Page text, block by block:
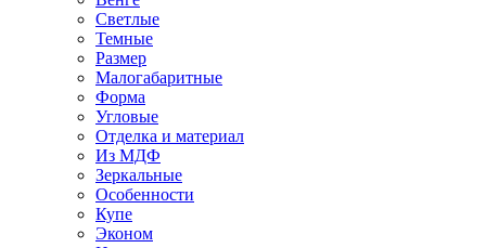
Светлые
Темные
Размер
Малогабаритные
Форма
Угловые
Отделка и материал
Из МДФ
Зеркальные
Особенности
Купе
Эконом